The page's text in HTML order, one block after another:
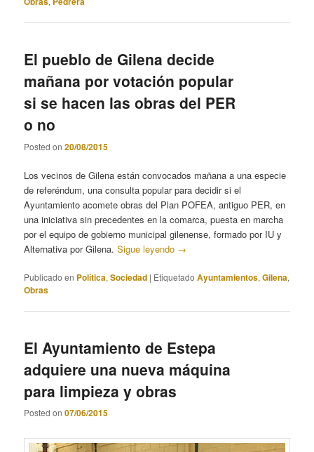
El pueblo de Gilena decide
mañana por votación popular
si se hacen las obras del PER
o no
Posted on20/08/2015
Los vecinos de Gilena están convocados mañana a una especie
de referéndum, una consulta popular para decidir si el
Ayuntamiento acomete obras del Plan POFEA, antiguo PER, en
una iniciativa sin precedentes en la comarca, puesta en marcha
por el equipo de gobierno municipal gilenense, formado por IU y
Alternativa por Gilena.Sigue leyendo →
Publicado en Política,Sociedad | Etiquetado Ayuntamientos,Gilena,
Obras
El Ayuntamiento de Estepa
adquiere una nueva máquina
para limpieza y obras
Posted on07/06/2015